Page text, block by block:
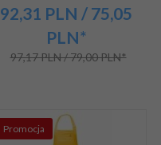
92,31 PLN / 75,05
PLN*
97,17 PLN / 79,00 PLN*
Promocja